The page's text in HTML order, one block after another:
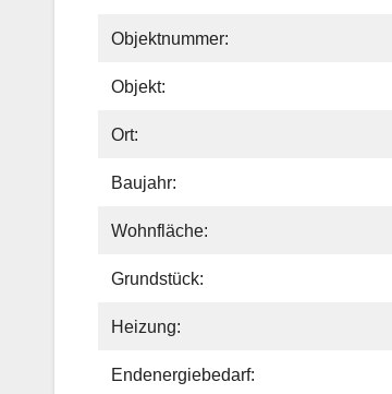
Objektnummer:
Objekt:
Ort:
Baujahr:
Wohnfläche:
Grundstück:
Heizung:
Endenergiebedarf: